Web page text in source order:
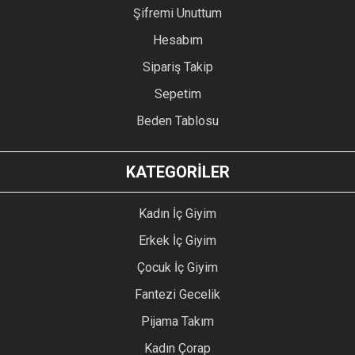
Şifremi Unuttum
Hesabım
Sipariş Takip
Sepetim
Beden Tablosu
KATEGORİLER
Kadın İç Giyim
Erkek İç Giyim
Çocuk İç Giyim
Fantezi Gecelik
Pijama Takım
Kadın Çorap